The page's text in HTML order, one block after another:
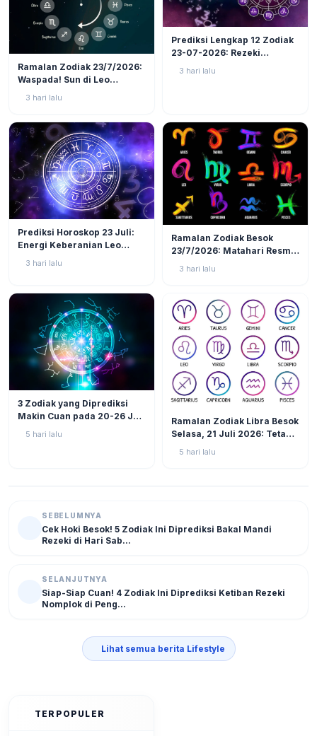
Ramalan Zodiak 23/7/2026:
Waspada! Sun di Leo
Kuadrat Bulan di Scorpio, 4
3 hari lalu
Prediksi Lengkap 12 Zodiak
23-07-2026: Rezeki
Nomplok Mengintai, Cek
3 hari lalu
Prediksi Horoskop 23 Juli:
Energi Keberanian Leo
Menguat, Waktunya Zodiak
3 hari lalu
Ramalan Zodiak Besok
23/7/2026: Matahari Resmi
3 hari lalu
3 Zodiak yang Diprediksi
Makin Cuan pada 20-26 Juli
5 hari lalu
Ramalan Zodiak Libra Besok
Selasa, 21 Juli 2026: Tetap
5 hari lalu
SEBELUMNYA
Cek Hoki Besok! 5 Zodiak Ini Diprediksi Bakal Mandi
Rezeki di Hari Sab...
SELANJUTNYA
Siap-Siap Cuan! 4 Zodiak Ini Diprediksi Ketiban Rezeki
Nomplok di Peng...
Lihat semua berita Lifestyle
TERPOPULER